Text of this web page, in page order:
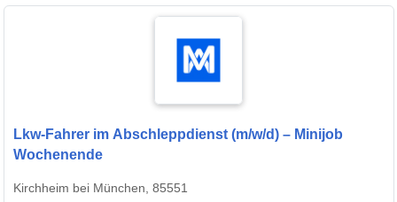
Lkw-Fahrer im Abschleppdienst (m/w/d) – Minijob
Wochenende
Kirchheim bei München, 85551